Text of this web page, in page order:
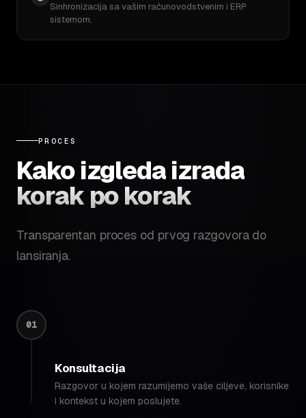
Sinhronizacija sa vašim računovodstvenim i ERP
sistemom.
PROCES
Kako izgleda izrada
korak po korak
Transparentan proces od prvog razgovora do
lansiranja.
01
Konsultacija
Razgovor u kojem razumijemo vaše ciljeve, korisnike
i kontekst u kojem poslujete.